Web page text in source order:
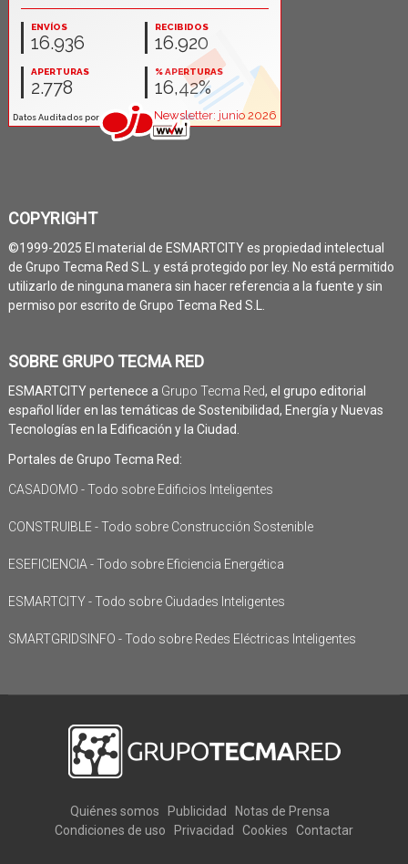
COPYRIGHT
©1999-2025 El material de ESMARTCITY es propiedad intelectual
de Grupo Tecma Red S.L. y está protegido por ley. No está permitido
utilizarlo de ninguna manera sin hacer referencia a la fuente y sin
permiso por escrito de Grupo Tecma Red S.L.
SOBRE GRUPO TECMA RED
ESMARTCITY pertenece a Grupo Tecma Red, el grupo editorial
español líder en las temáticas de Sostenibilidad, Energía y Nuevas
Tecnologías en la Edificación y la Ciudad.
Portales de Grupo Tecma Red:
CASADOMO - Todo sobre Edificios Inteligentes
CONSTRUIBLE - Todo sobre Construcción Sostenible
ESEFICIENCIA - Todo sobre Eficiencia Energética
ESMARTCITY - Todo sobre Ciudades Inteligentes
SMARTGRIDSINFO - Todo sobre Redes Eléctricas Inteligentes
Quiénes somos Publicidad
Notas de Prensa
Condiciones de uso
Privacidad Cookies Contactar